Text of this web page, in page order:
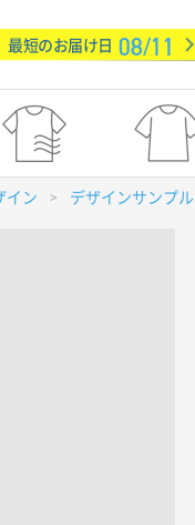
最短のお届け日 08/11
イン > デザインサンプル